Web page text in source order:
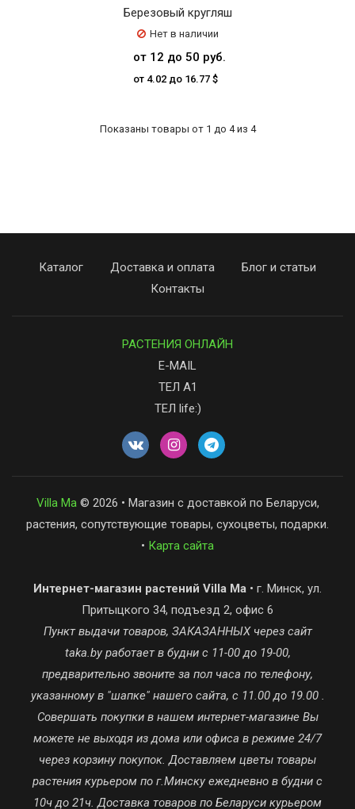
Березовый кругляш
Нет в наличии
от 12 до 50 руб.
от 4.02 до 16.77 $
Показаны товары от 1 до 4 из 4
Каталог Доставка и оплата
Блог и статьи
Контакты
РАСТЕНИЯ ОНЛАЙН
E-MAIL
ТЕЛ А1
ТЕЛ life:)
Villa Ma© 2026 • Магазин с доставкой по Беларуси,
растения, сопутствующие товары, сухоцветы, подарки.
• Карта сайта
Интернет-магазин растений Villa Ma • г. Минск, ул.
Притыцкого 34, подъезд 2, офис 6
Пункт выдачи товаров, ЗАКАЗАННЫХ через сайт
taka.by работает в будни с 11-00 до 19-00,
предварительно звоните за пол часа по телефону,
указанному в "шапке" нашего сайта, с 11.00 до 19.00 .
Совершать покупки в нашем интернет-магазине Вы
можете не выходя из дома или офиса в режиме 24/7
через корзину покупок. Доставляем цветы товары
растения курьером по г.Минску ежедневно в будни с
10ч до 21ч. Доставка товаров по Беларуси курьером